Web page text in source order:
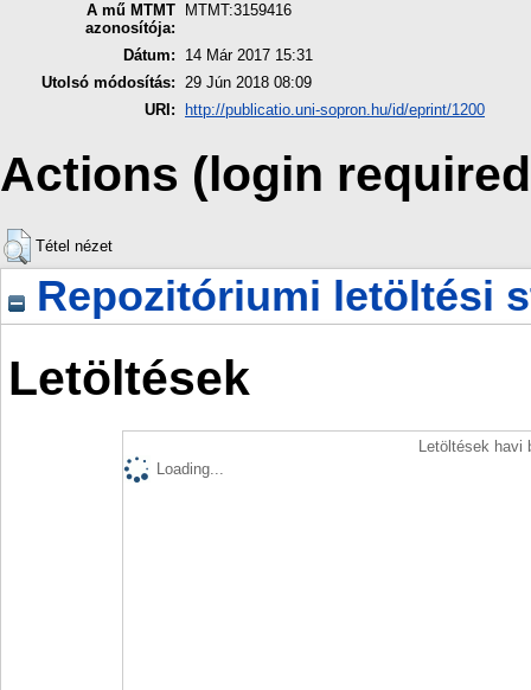
A mű MTMT
azonosítója:
MTMT:3159416
Dátum:
14 Már 2017 15:31
Utolsó módosítás: 29 Jún 2018 08:09
URI:
http://publicatio.uni-sopron.hu/id/eprint/1200
Actions (login
Tétel nézet
Repozitóriumi letöltési
Letöltések
Letöltések havi
Loading...